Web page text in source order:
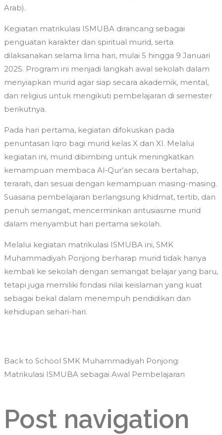
Arab).
Kegiatan matrikulasi ISMUBA dirancang sebagai
penguatan karakter dan spiritual murid, serta
dilaksanakan selama lima hari, mulai 5 hingga 9 Januari
2025. Program ini menjadi langkah awal sekolah dalam
menyiapkan murid agar siap secara akademik, mental,
dan religius untuk mengikuti pembelajaran di semester
berikutnya.
Pada hari pertama, kegiatan difokuskan pada
penuntasan Iqro bagi murid kelas X dan XI. Melalui
kegiatan ini, murid dibimbing untuk meningkatkan
kemampuan membaca Al-Qur’an secara bertahap,
terarah, dan sesuai dengan kemampuan masing-masing.
Suasana pembelajaran berlangsung khidmat, tertib, dan
penuh semangat, mencerminkan antusiasme murid
dalam menyambut hari pertama sekolah.
Melalui kegiatan matrikulasi ISMUBA ini, SMK
Muhammadiyah Ponjong berharap murid tidak hanya
kembali ke sekolah dengan semangat belajar yang baru,
tetapi juga memiliki fondasi nilai keislaman yang kuat
sebagai bekal dalam menempuh pendidikan dan
kehidupan sehari-hari.
Back to School SMK Muhammadiyah Ponjong:
Matrikulasi ISMUBA sebagai Awal Pembelajaran
Post navigation